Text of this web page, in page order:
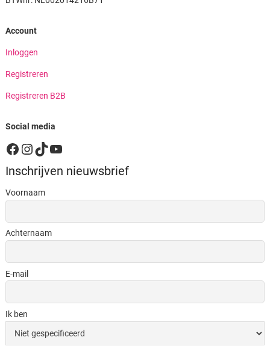
Account
Inloggen
Registreren
Registreren B2B
Social media
Facebook
Instagram
TikTok
YouTube
Inschrijven nieuwsbrief
Voornaam
Achternaam
E-mail
Ik ben